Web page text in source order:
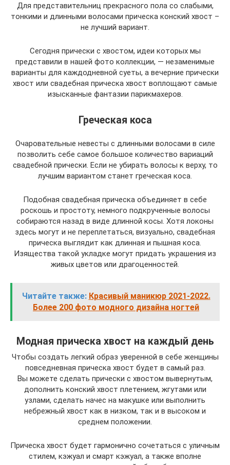
Для представительниц прекрасного пола со слабыми,
тонкими и длинными волосами прическа конский хвост –
не лучший вариант.
Сегодня прически с хвостом, идеи которых мы
представили в нашей фото коллекции, — незаменимые
варианты для каждодневной суеты, а вечерние прически
хвост или свадебная прическа хвост воплощают самые
изысканные фантазии парикмахеров.
Греческая коса
Очаровательные невесты с длинными волосами в силе
позволить себе самое большое количество вариаций
свадебной прически. Если не убирать волосы к верху, то
лучшим вариантом станет греческая коса.
Подобная свадебная прическа объединяет в себе
роскошь и простоту, немного подкрученные волосы
собираются назад в виде длинной косы. Хотя локоны
здесь могут и не переплетаться, визуально, свадебная
прическа выглядит как длинная и пышная коса.
Изящества такой укладке могут придать украшения из
живых цветов или драгоценностей.
Читайте также: Красивый маникюр 2021-2022.
Более 200 фото модного дизайна ногтей
Модная прическа хвост на каждый день
Чтобы создать легкий образ уверенной в себе женщины
повседневная прическа хвост будет в самый раз.
Вы можете сделать прически с хвостом вывернутым,
дополнить конский хвост плетением, жгутами или
узлами, сделать начес на макушке или выполнить
небрежный хвост как в низком, так и в высоком и
среднем положении.
Прическа хвост будет гармонично сочетаться с уличным
стилем, кэжуал и смарт кэжуал, а также вполне